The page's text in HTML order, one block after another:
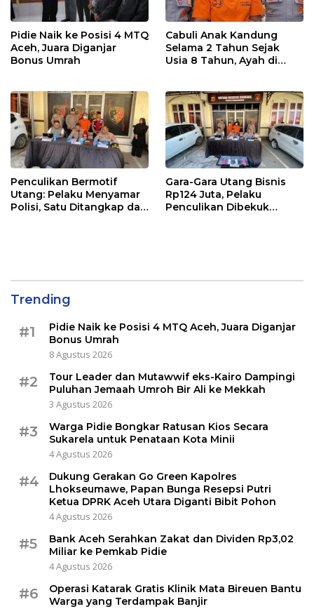
Pidie Naik ke Posisi 4 MTQ
Aceh, Juara Diganjar
Bonus Umrah
Cabuli Anak Kandung
Selama 2 Tahun Sejak
Usia 8 Tahun, Ayah di
Penculikan Bermotif
Utang: Pelaku Menyamar
Polisi, Satu Ditangkap dan
Gara-Gara Utang Bisnis
Rp124 Juta, Pelaku
Penculikan Dibekuk
Trending
#1
Pidie Naik ke Posisi 4 MTQ Aceh, Juara Diganjar
Bonus Umrah
8 Agustus 2026
#2
Tour Leader dan Mutawwif eks-Kairo Dampingi
Puluhan Jemaah Umroh Bir Ali ke Mekkah
3 Agustus 2026
#3
Warga Pidie Bongkar Ratusan Kios Secara
Sukarela untuk Penataan Kota Minii
4 Agustus 2026
#4
Dukung Gerakan Go Green Kapolres
Lhokseumawe, Papan Bunga Resepsi Putri
Ketua DPRK Aceh Utara Diganti Bibit Pohon
4 Agustus 2026
#5
Bank Aceh Serahkan Zakat dan Dividen Rp3,02
Miliar ke Pemkab Pidie
4 Agustus 2026
#6
Operasi Katarak Gratis Klinik Mata Bireuen Bantu
Warga yang Terdampak Banjir